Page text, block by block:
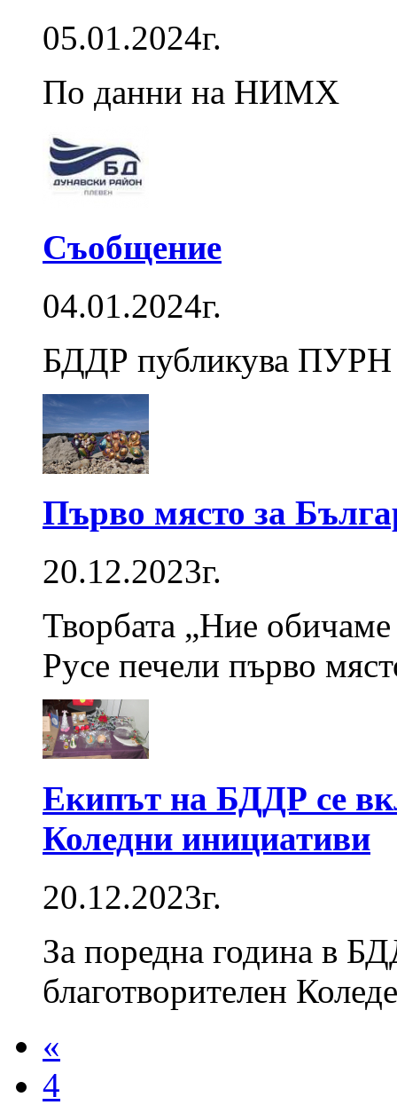
05.01.2024г.
По данни на НИМХ
Съобщение
04.01.2024г.
БДДР публикува ПУРН
Първо място за
20.12.2023г.
Творбата „Ние
Русе печели първо
Екипът на БДДР се
Коледни инициативи
20.12.2023г.
За поредна година в
благотворителен
«
4